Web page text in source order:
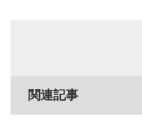
関連記事